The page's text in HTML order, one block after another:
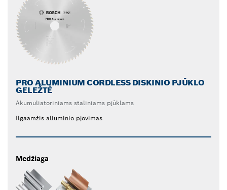
PRO ALUMINIUM CORDLESS DISKINIO PJŪKLO
GELEŽTĖ
Akumuliatoriniams staliniams pjūklams
Ilgaamžis aliuminio pjovimas
Medžiaga